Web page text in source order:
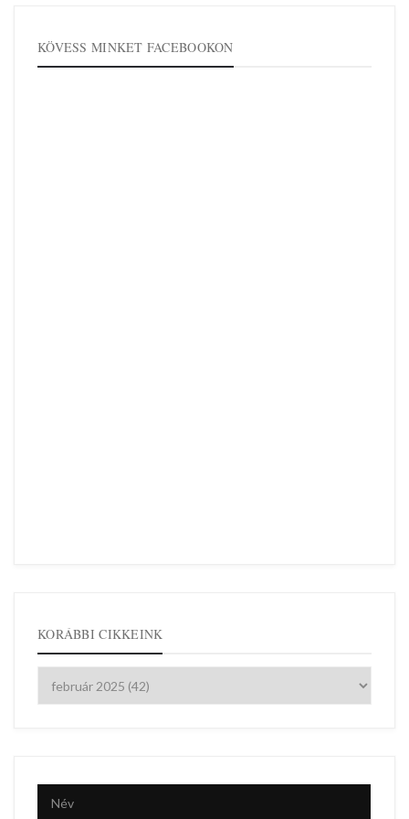
KÖVESS MINKET FACEBOOKON
KORÁBBI CIKKEINK